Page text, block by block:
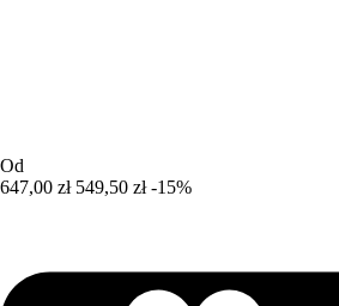
Od
647,00 zł 549,50 zł -15%